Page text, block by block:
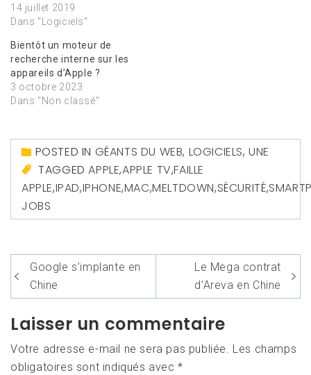
14 juillet 2019
Dans "Logiciels"
Bientôt un moteur de
recherche interne sur les
appareils d’Apple ?
3 octobre 2023
Dans "Non classé"
POSTED IN GÉANTS DU WEB, LOGICIELS,UNE
TAGGEDAPPLE,APPLE TV,FAILLE
APPLE,IPAD,IPHONE,MAC,MELTDOWN,SÉCURITÉ,
JOBS
Navigation
de
l’article
Google s’implante en
Chine
Le Mega contrat
d’Areva en Chine
Laisser un commentaire
Votre adresse e-mail ne sera pas publiée. Les champs
obligatoires sont indiqués avec*